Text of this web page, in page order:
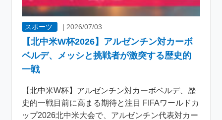
スポーツ | 2026/07/03
【北中米W杯2026】アルゼンチン対カーボ
ベルデ、メッシと挑戦者が激突する歴史的
一戦
【北中米W杯】アルゼンチン対カーボベルデ、歴
史的一戦目前に高まる期待と注目 FIFAワールドカ
ップ2026北中米大会で、アルゼンチン代表対カー